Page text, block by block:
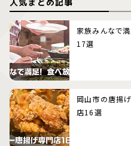
家族みんなで
17選
岡山市の唐揚
店16選